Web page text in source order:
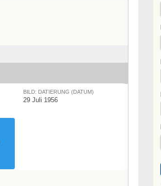
BILD: DATIERUNG (DATUM)
29 Juli 1956